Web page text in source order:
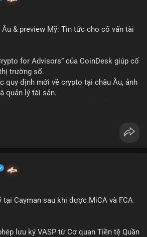
& preview Mỹ: Tin tức cho cố vấn tài
for Advisors” của CoinDesk giúp cố
trường số.
quy định mới về crypto tại châu Âu, ảnh
quản lý tài sản.
lược.
tại Cayman sau khi được MiCA và FCA
lưu ký VASP từ Cơ quan Tiền tệ Quần